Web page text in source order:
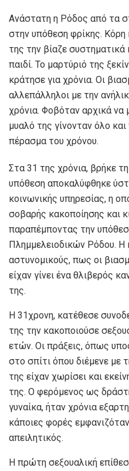
Ανάστατη η Ρόδος από τα
στην υπόθεση φρίκης.
της την βίαζε
παιδί. Το μαρτύριό της
κράτησε για χρόνια. Οι
αλλεπάλληλοι με την
χρόνια. Φοβόταν αρχικά να
μυαλό της γίνονταν όλο
πέρασμα του χρόνου.
Στα 31 της χρόνια, βρήκε
υπόθεση αποκαλύφθηκε
κοινωνικής υπηρεσίας, η
σοβαρής κακοποίησης και
παραπέμποντας την
Πλημμελειοδικών Ρόδου. Η
αστυνομικούς, πως οι
είχαν γίνει ένα θλιβερός
της.
Η 31χρονη, κατέθεσε
της την κακοποιούσε
ετών. Οι πράξεις, όπως
στο σπίτι όπου διέμενε με
της είχαν χωρίσει και
της. Ο φερόμενος ως
γυναίκα, ήταν χρόνια
κάποιες φορές
απειλητικός.
Η πρώτη σεξουαλική